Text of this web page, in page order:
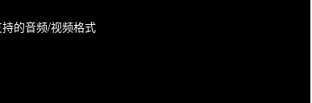
的音频/视频格式